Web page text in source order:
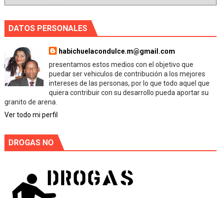
DATOS PERSONALES
habichuelacondulce.m@gmail.com
presentamos estos medios con el objetivo que
puedar ser vehiculos de contribución a los mejores
intereses de las personas, por lo que todo aquel que
quiera contribuir con su desarrollo pueda aportar su
granito de arena.
Ver todo mi perfil
DROGAS NO